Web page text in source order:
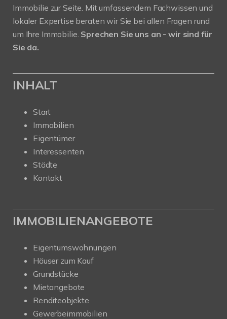
Immobilie zur Seite. Mit umfassendem Fachwissen und
lokaler Expertise beraten wir Sie bei allen Fragen rund
um Ihre Immobilie. Sprechen Sie uns an - wir sind für
Sie da.
INHALT
Start
Immobilien
Eigentümer
Interessenten
Städte
Kontakt
IMMOBILIENANGEBOTE
Eigentumswohnungen
Häuser zum Kauf
Grundstücke
Mietangebote
Renditeobjekte
Gewerbeimmobilien